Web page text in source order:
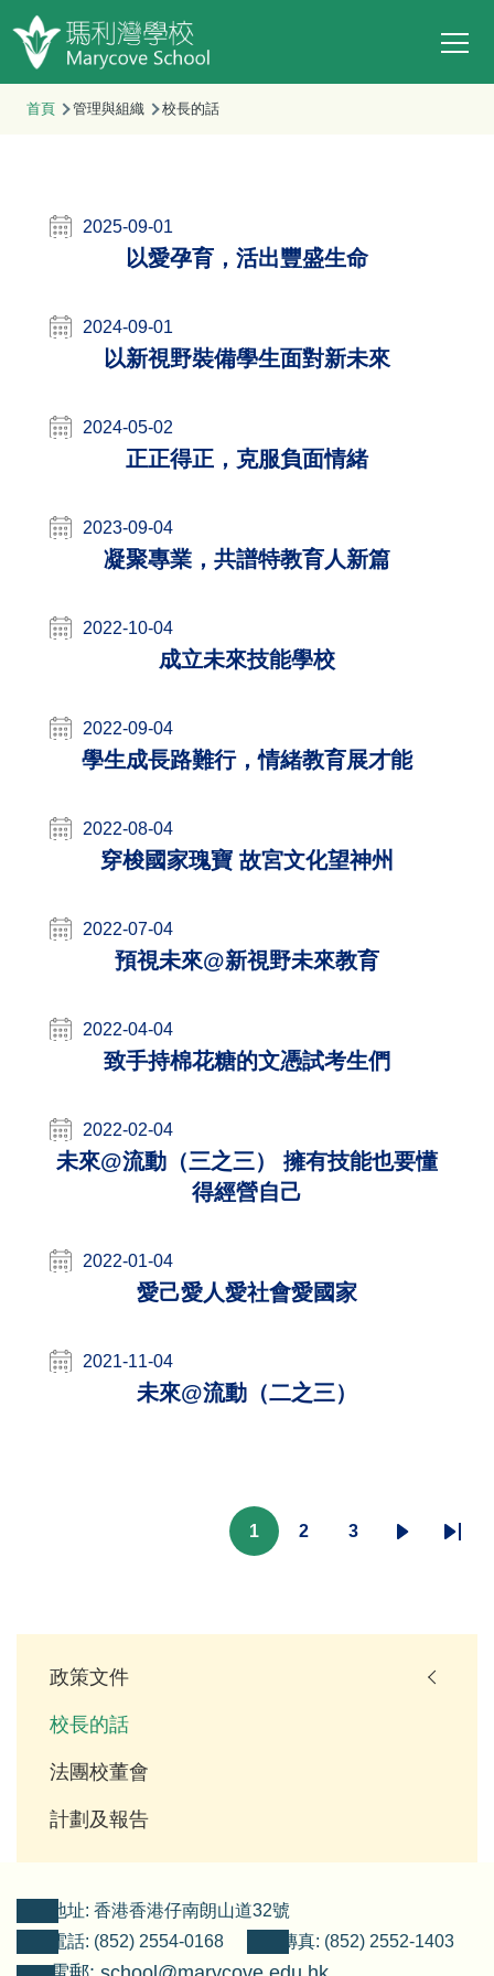
移至主內容
導
首頁 管理與組織 校長的話
2025-09-01
以愛孕育，活出豐盛生命
2024-09-01
以新視野裝備學生面對新未來
2024-05-02
正正得正，克服負面情緒
2023-09-04
凝聚專業，共譜特教育人新篇
2022-10-04
成立未來技能學校
2022-09-04
學生成長路難行，情緒教育展才能
2022-08-04
穿梭國家瑰寶 故宮文化望神州
2022-07-04
預視未來@新視野未來教育
2022-04-04
致手持棉花糖的文憑試考生們
2022-02-04
未來@流動（三之三） 擁有技能也要懂
得經營自己
2022-01-04
愛己愛人愛社會愛國家
2021-11-04
未來@流動（二之三）
目
面
1 2 3
Last
(Left
Menui)
政策文件
校長的話
法團校董會
計劃及報告
地址: 香港香港仔南朗山道32號
電話: (852) 2554-0168
傳真: (852) 2552-1403